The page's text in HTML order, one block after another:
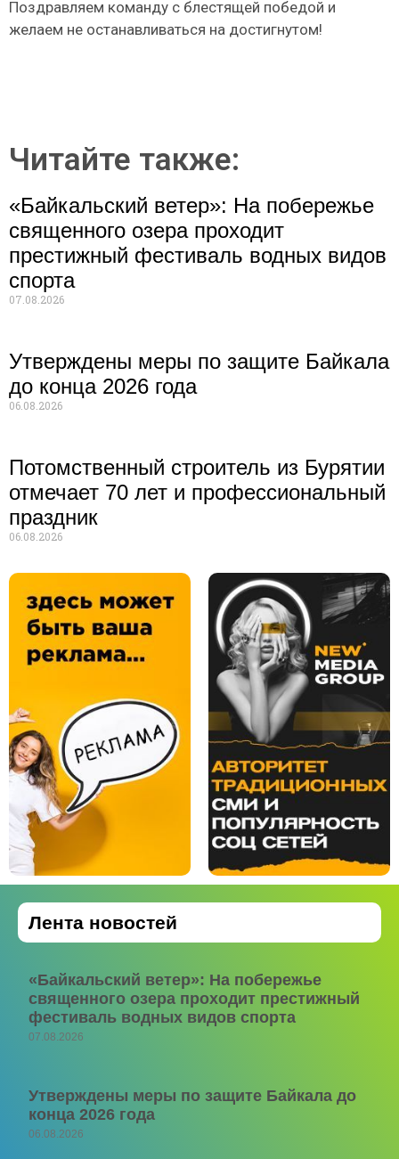
Поздравляем команду с блестящей победой и
желаем не останавливаться на достигнутом!
Читайте также:
«Байкальский ветер»: На побережье
священного озера проходит
престижный фестиваль водных видов
спорта
07.08.2026
Утверждены меры по защите Байкала
до конца 2026 года
06.08.2026
Потомственный строитель из Бурятии
отмечает 70 лет и профессиональный
праздник
06.08.2026
Лента новостей
«Байкальский ветер»: На побережье
священного озера проходит престижный
фестиваль водных видов спорта
07.08.2026
Утверждены меры по защите Байкала до
конца 2026 года
06.08.2026